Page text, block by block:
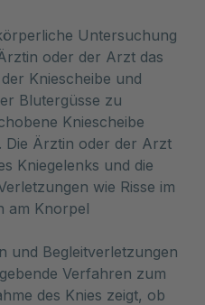
Untersuchung
oder der Arzt das
Kniescheibe und
Blutergüsse zu
Kniescheibe
Die Ärztin oder der Arzt
Kniegelenks und die
wie Risse im
am Knorpel
und Begleitverletzungen
Verfahren zum
des Knies zeigt, ob